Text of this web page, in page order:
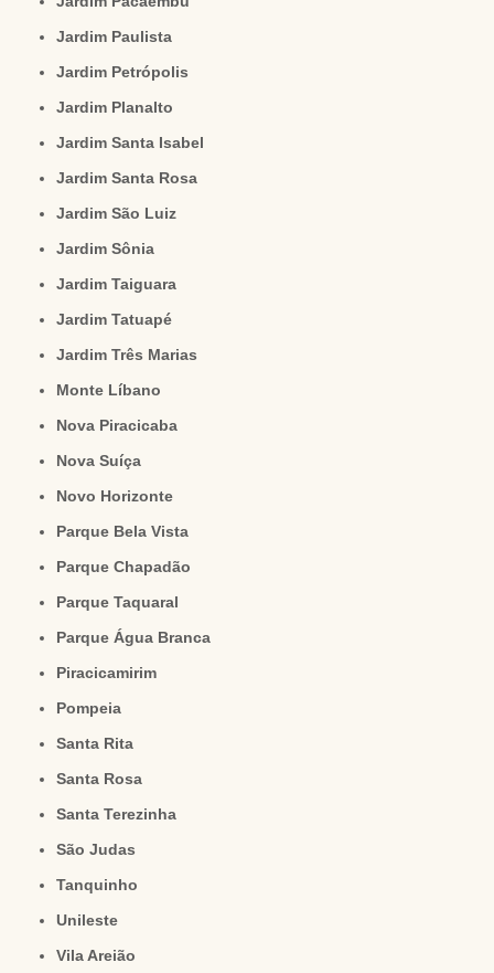
Jardim Paulista
Jardim Petrópolis
Jardim Planalto
Jardim Santa Isabel
Jardim Santa Rosa
Jardim São Luiz
Jardim Sônia
Jardim Taiguara
Jardim Tatuapé
Jardim Três Marias
Monte Líbano
Nova Piracicaba
Nova Suíça
Novo Horizonte
Parque Bela Vista
Parque Chapadão
Parque Taquaral
Parque Água Branca
Piracicamirim
Pompeia
Santa Rita
Santa Rosa
Santa Terezinha
São Judas
Tanquinho
Unileste
Vila Areião